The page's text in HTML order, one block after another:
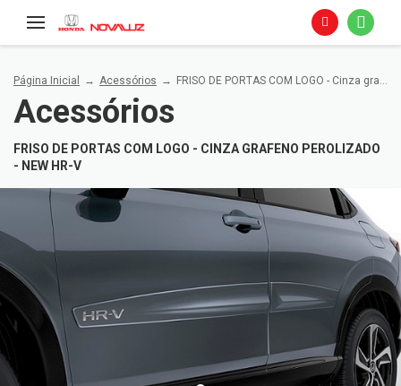
Página Inicial Acessórios FRISO DE PORTAS COM LOGO - Cinza grafeno perolizado - NEW HR-V
Acessórios
FRISO DE PORTAS COM LOGO - CINZA GRAFENO PEROLIZADO
- NEW HR-V